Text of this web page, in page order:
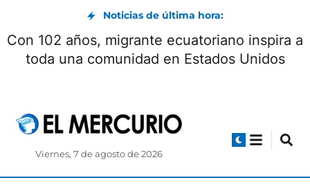
Noticias de última hora:
Con 102 años, migrante ecuatoriano inspira a
toda una comunidad en Estados Unidos
Viernes, 7 de agosto de 2026